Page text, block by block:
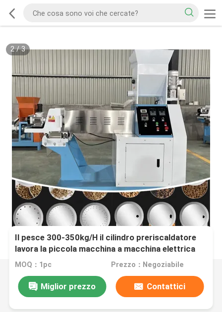
2/3
Il pesce 300-350kg/H il cilindro preriscaldatore
lavora la piccola macchina a macchina elettrica
dell'espulsore dell'alimentazione del pesce
MOQ：1pc Prezzo：Negoziabile
Miglior prezzo Contattici